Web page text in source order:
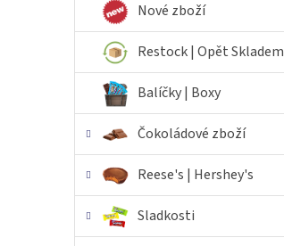
í
Nové zboží
Restock | Opět Skladem
Balíčky | Boxy
Čokoládové zboží
Reese's | Hershey's
Sladkosti